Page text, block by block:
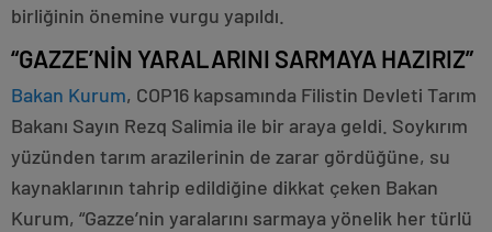
birliğinin önemine vurgu yapıldı.
“GAZZE’NİN YARALARINI SARMAYA HAZIRIZ”
Bakan Kurum, COP16 kapsamında Filistin Devleti Tarım
Bakanı Sayın Rezq Salimia ile bir araya geldi. Soykırım
yüzünden tarım arazilerinin de zarar gördüğüne, su
kaynaklarının tahrip edildiğine dikkat çeken Bakan
Kurum, “Gazze’nin yaralarını sarmaya yönelik her türlü